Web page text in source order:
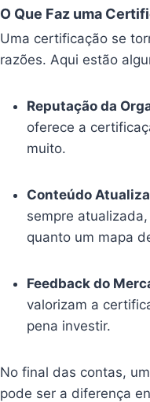
O Que Faz uma
Uma certificação se
razões. Aqui estão
Reputação da
oferece a
muito.
Conteúdo
sempre
quanto um mapa
Feedback do
valorizam a
pena investir.
No final das contas,
pode ser a diferença